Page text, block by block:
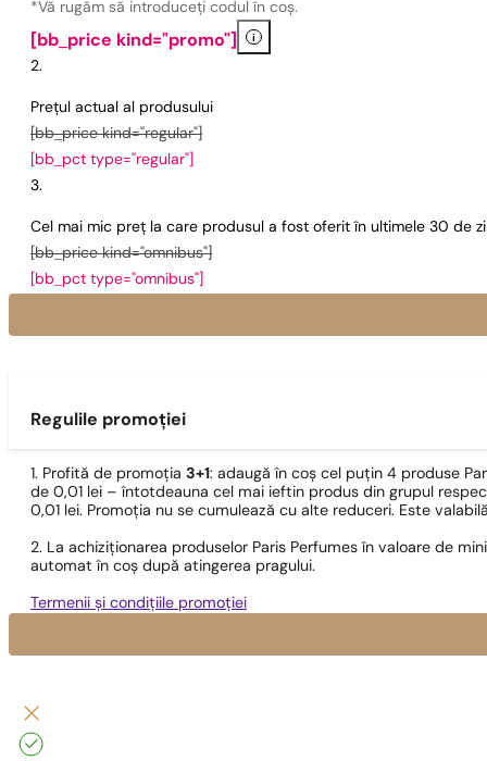
*Vă rugăm să introduceți codul în coș.
[bb_price kind="promo"] i
Prețul actual al produsului
[bb_price kind="regular"]
[bb_pct type="regular"]
Cel mai mic preț la care produsul a fost oferit în ultimele 30 de
[bb_price kind="omnibus"]
[bb_pct type="omnibus"]
Regulile promoției
1. Profită de promoția 3+1: adaugă în coș cel puțin 4 produse
de 0,01 lei – întotdeauna cel mai ieftin produs din grupul
0,01 lei. Promoția nu se cumulează cu alte reduceri. Este
2. La achiziționarea produselor Paris Perfumes în valoare de
automat în coș după atingerea pragului.
Termenii și condițiile promoției